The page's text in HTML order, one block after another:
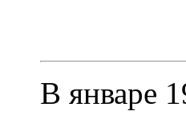
В январе